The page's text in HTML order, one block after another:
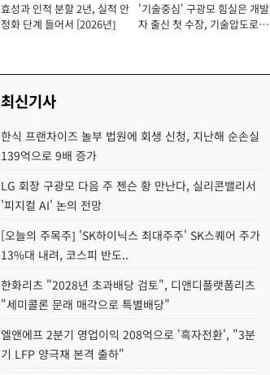
장
효성과 인적 분할 2년, 실적 안
정화 단계 들어서 [2026년]
이사 사장
'기술중심' 구광모 힘실은 개발
자 출신 첫 수장, 기술압도로
최신기사
한식 프랜차이즈 놀부 법원에 회생 신청, 지난해 순손실
139억으로 9배 증가
LG 회장 구광모 다음 주 젠슨 황 만난다, 실리콘밸리서
'피지컬 AI' 논의 전망
[오늘의 주목주] 'SK하이닉스 최대주주' SK스퀘어 주가
13%대 내려, 코스피 반도..
한화리츠 "2028년 초과배당 검토", 디앤디플랫폼리츠
"세미콜론 문래 매각으로 특별배당"
엘앤에프 2분기 영업이익 208억으로 '흑자전환', "3분
기 LFP 양극재 본격 출하"